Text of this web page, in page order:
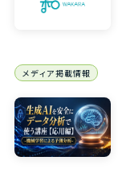
メディア掲載情報